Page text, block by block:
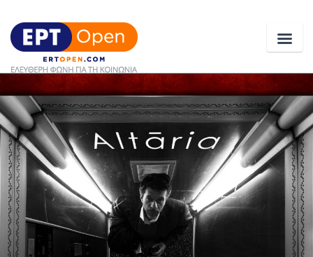
Ειδήσεις
Ελλάδα
Κοινωνία
Πολιτική
Οικονομία